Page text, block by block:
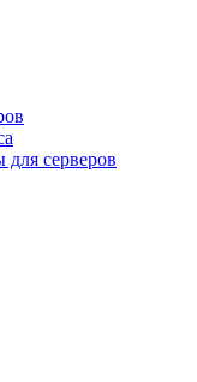
для серверов